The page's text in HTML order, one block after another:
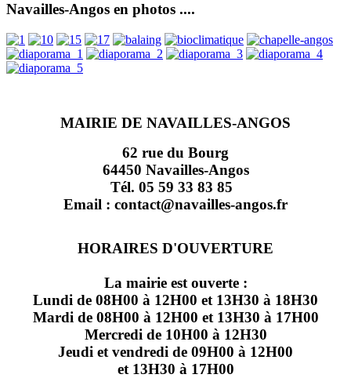
Navailles-Angos en photos ....
MAIRIE DE NAVAILLES-ANGOS
62 rue du Bourg
64450 Navailles-Angos
Tél. 05 59 33 83 85
Email : contact@navailles-angos.fr
HORAIRES D'OUVERTURE
La mairie est ouverte :
Lundi de 08H00 à 12H00 et 13H30 à 18H30
Mardi de 08H00 à 12H00 et 13H30 à 17H00
Mercredi de 10H00 à 12H30
Jeudi et vendredi de 09H00 à 12H00
et 13H30 à 17H00